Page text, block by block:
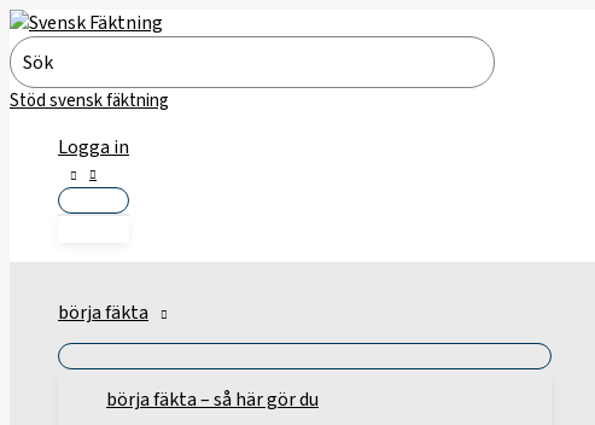
Hoppa
till
innehåll
Search
for:
Stöd svensk fäktning
Logga in
börja fäkta
börja fäkta – så här gör du